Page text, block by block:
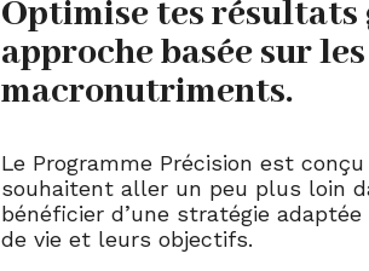
w
Optimise tes résultats
approche basée sur les
macronutriments.
Le Programme Précision est
souhaitent aller un peu plus loin
bénéficier d’une stratégie
de vie et leurs objectifs.